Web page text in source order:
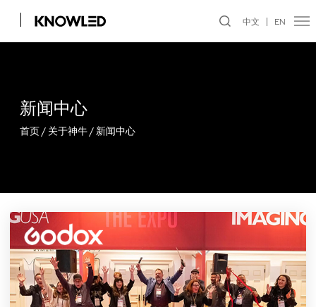
中文 EN
新闻中心
首页/ 关于神牛/ 新闻中心